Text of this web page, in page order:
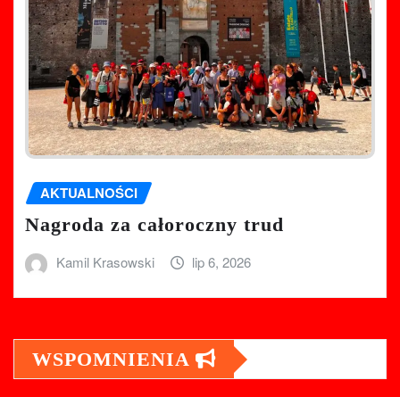
AKTUALNOŚCI
Nagroda za całoroczny trud
Kamil Krasowski lip 6, 2026
WSPOMNIENIA